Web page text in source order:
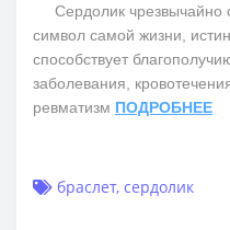
Сердолик чрезвычайно
символ самой жизни,
способствует
заболевания,
ревматизм ПОДРОБНЕЕ
браслет, сердолик